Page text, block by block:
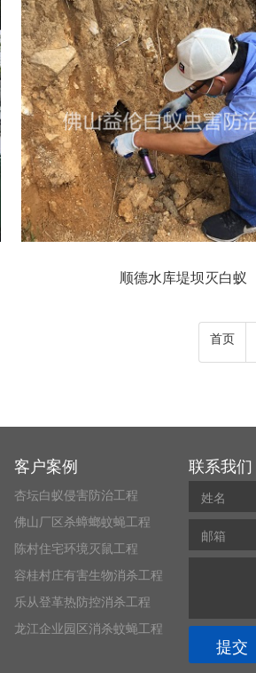
顺德水库堤坝灭白蚁
首页
客户案例
杏坛白蚁侵害防治工程
佛山厂区杀蟑螂蚊蝇工程
陈村住宅环境灭鼠工程
容桂村庄有害生物消杀工程
乐从登革热防控消杀工程
龙江企业园区消杀蚊蝇工程
联系我们